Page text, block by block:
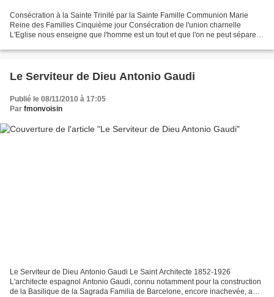
Consécration à la Sainte Trinité par la Sainte Famille Communion Marie
Reine des Familles Cinquième jour Consécration de l'union charnelle
L'Eglise nous enseigne que l'homme est un tout et que l'on ne peut séparer
Le Serviteur de Dieu Antonio Gaudi
Publié le 08/11/2010 à 17:05
Par fmonvoisin
Le Serviteur de Dieu Antonio Gaudi Le Saint Architecte 1852-1926
L'architecte espagnol Antonio Gaudi, connu notamment pour la construction
de la Basilique de la Sagrada Familia de Barcelone, encore inachevée, a